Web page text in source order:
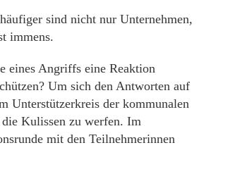
sind nicht nur Unternehmen,
immens.
eines Angriffs eine Reaktion
Um sich den Antworten auf
Unterstützerkreis der kommunalen
Kulissen zu werfen. Im
mit den Teilnehmerinnen